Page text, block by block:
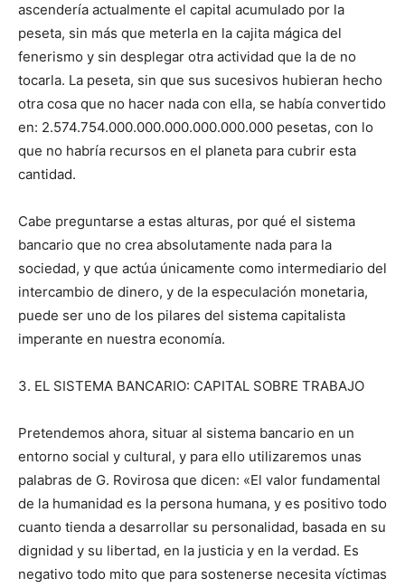
ascendería actualmente el capital acumulado por la
peseta, sin más que meterla en la cajita mágica del
fenerismo y sin desplegar otra actividad que la de no
tocarla. La peseta, sin que sus sucesivos hubieran hecho
otra cosa que no hacer nada con ella, se había convertido
en: 2.574.754.000.000.000.000.000.000 pesetas, con lo
que no habría recursos en el planeta para cubrir esta
cantidad.
Cabe preguntarse a estas alturas, por qué el sistema
bancario que no crea absolutamente nada para la
sociedad, y que actúa únicamente como intermediario del
intercambio de dinero, y de la especulación monetaria,
puede ser uno de los pilares del sistema capitalista
imperante en nuestra economía.
3. EL SISTEMA BANCARIO: CAPITAL SOBRE TRABAJO
Pretendemos ahora, situar al sistema bancario en un
entorno social y cultural, y para ello utilizaremos unas
palabras de G. Rovirosa que dicen: «El valor fundamental
de la humanidad es la persona humana, y es positivo todo
cuanto tienda a desarrollar su personalidad, basada en su
dignidad y su libertad, en la justicia y en la verdad. Es
negativo todo mito que para sostenerse necesita víctimas